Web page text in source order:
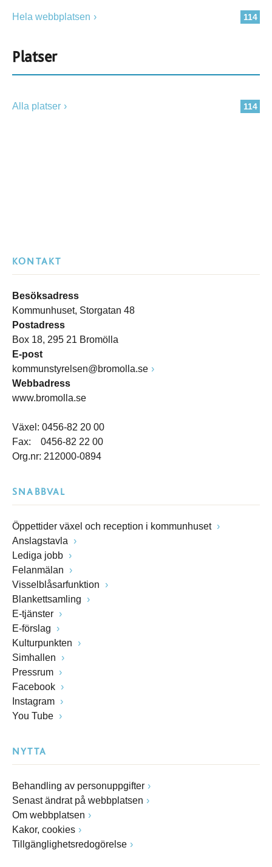
114
Hela webbplatsen
Platser
114
Alla platser
KONTAKT
Besöksadress
Kommunhuset, Storgatan 48
Postadress
Box 18, 295 21 Bromölla
E-post
kommunstyrelsen@bromolla.se
Webbadress
www.bromolla.se
Växel: 0456-82 20 00
Fax: 0456-82 22 00
Org.nr: 212000-0894
SNABBVAL
Öppettider växel och reception i kommunhuset
Anslagstavla
Lediga jobb
Felanmälan
Visselblåsarfunktion
Blankettsamling
E-tjänster
E-förslag
Kulturpunkten
Simhallen
Pressrum
Facebook
Instagram
You Tube
NYTTA
Behandling av personuppgifter
Senast ändrat på webbplatsen
Om webbplatsen
Kakor, cookies
Tillgänglighetsredogörelse